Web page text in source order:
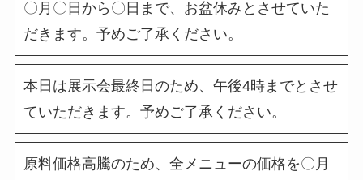
〇月〇日から〇日まで、お盆休みとさせていた
だきます。予めご了承ください。
本日は展示会最終日のため、午後4時までとさせ
ていただきます。予めご了承ください。
原料価格高騰のため、全メニューの価格を〇月